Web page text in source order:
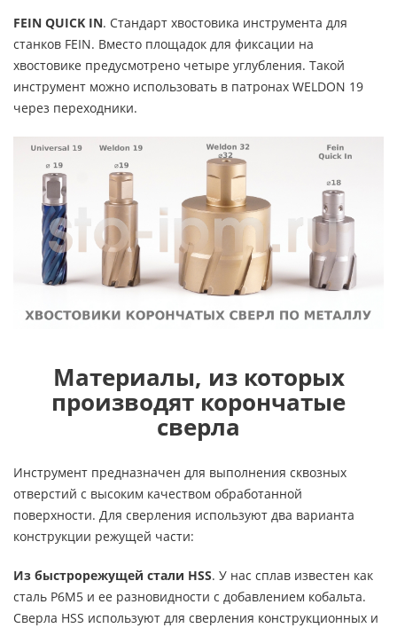
FEIN QUICK IN. Стандарт хвостовика инструмента для
станков FEIN. Вместо площадок для фиксации на
хвостовике предусмотрено четыре углубления. Такой
инструмент можно использовать в патронах WELDON 19
через переходники.
Материалы, из которых
производят корончатые
сверла
Инструмент предназначен для выполнения сквозных
отверстий с высоким качеством обработанной
поверхности. Для сверления используют два варианта
конструкции режущей части:
Из быстрорежущей стали HSS. У нас сплав известен как
сталь Р6М5 и ее разновидности с добавлением кобальта.
Сверла HSS используют для сверления конструкционных и